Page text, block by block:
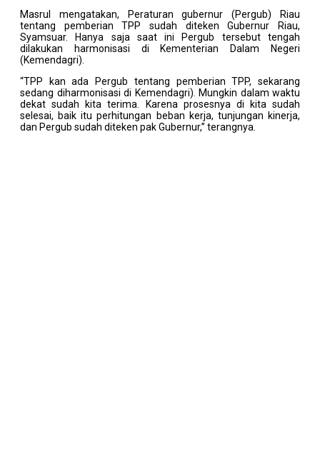
Masrul mengatakan, Peraturan gubernur (Pergub) Riau
tentang pemberian TPP sudah diteken Gubernur Riau,
Syamsuar. Hanya saja saat ini Pergub tersebut tengah
dilakukan harmonisasi di Kementerian Dalam Negeri
(Kemendagri).
“TPP kan ada Pergub tentang pemberian TPP, sekarang
sedang diharmonisasi di Kemendagri). Mungkin dalam waktu
dekat sudah kita terima. Karena prosesnya di kita sudah
selesai, baik itu perhitungan beban kerja, tunjungan kinerja,
dan Pergub sudah diteken pak Gubernur,” terangnya.